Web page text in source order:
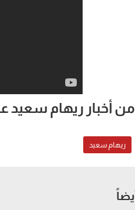
من أخبار ريهام سعيد
ريهام سعيد